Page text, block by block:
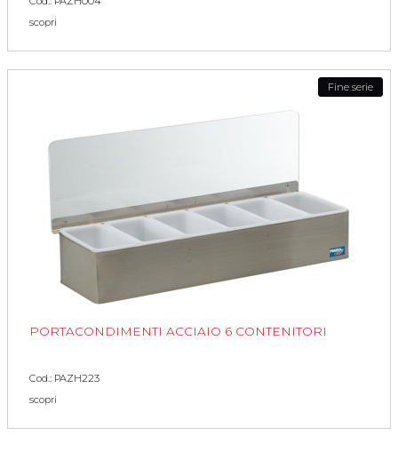
scopri
Fine serie
PORTACONDIMENTI ACCIAIO 6 CONTENITORI
Cod.: PAZH223
scopri